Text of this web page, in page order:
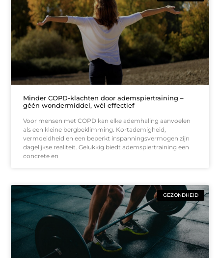
Minder COPD-klachten door ademspiertraining –
géén wondermiddel, wél effectief
Voor mensen met COPD kan elke ademhaling aanvoelen
als een kleine bergbeklimming. Kortademigheid,
vermoeidheid en een beperkt inspanningsvermogen zijn
dagelijkse realiteit. Gelukkig biedt ademspiertraining een
concrete en
GEZONDHEID